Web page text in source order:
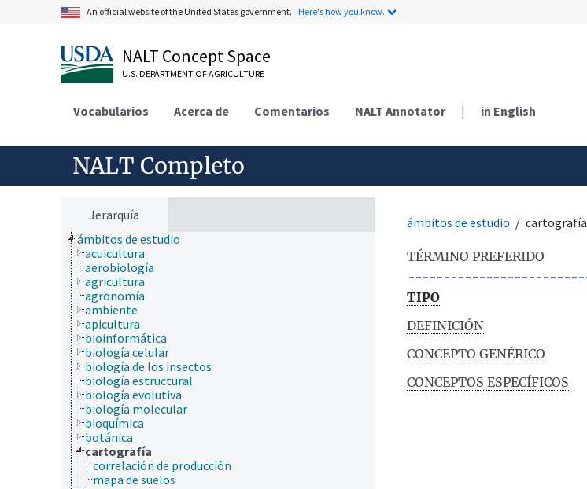
An official website of the United States government. Here's how you know.
NALT Concept Space
U.S. DEPARTMENT OF AGRICULTURE
Vocabularios Acerca de Comentarios NALT Annotator | in English
NALT Completo
Jerarquía
ámbitos de estudio
acuicultura
aerobiología
agricultura
agronomía
ambiente
apicultura
bioinformática
biología celular
biología de los insectos
biología estructural
biología evolutiva
biología molecular
bioquímica
botánica
cartografía
correlación de producción
mapa de suelos
ámbitos de estudio cartografía
TÉRMINO PREFERIDO
TIPO
DEFINICIÓN
CONCEPTO GENÉRICO
CONCEPTOS ESPECÍFICOS